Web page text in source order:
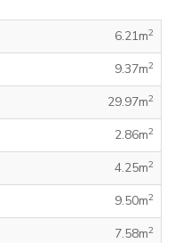
6.21m2
9.37m2
29.97m2
2.86m2
4.25m2
9.50m2
7.58m2